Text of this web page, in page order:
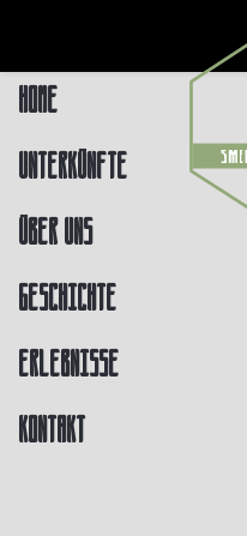
Home
Unterkünfte
Über uns
Geschichte
Erlebnisse
Kontakt